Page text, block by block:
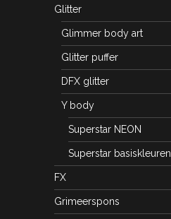
Glitter
Glimmer body art
Glitter puffer
DFX glitter
Y body
Superstar NEON
Superstar basiskleuren
FX
Grimeerspons